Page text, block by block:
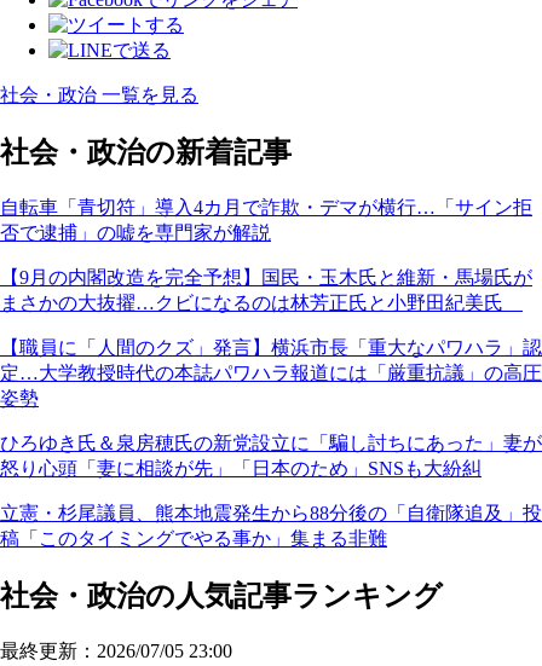
社会・政治 一覧を見る
社会・政治の新着記事
自転車「青切符」導入4カ月で詐欺・デマが横行…「サイン拒
否で逮捕」の嘘を専門家が解説
【9月の内閣改造を完全予想】国民・玉木氏と維新・馬場氏が
まさかの大抜擢…クビになるのは林芳正氏と小野田紀美氏
【職員に「人間のクズ」発言】横浜市長「重大なパワハラ」認
定…大学教授時代の本誌パワハラ報道には「厳重抗議」の高圧
姿勢
ひろゆき氏＆泉房穂氏の新党設立に「騙し討ちにあった」妻が
怒り心頭「妻に相談が先」「日本のため」SNSも大紛糾
立憲・杉尾議員、熊本地震発生から88分後の「自衛隊追及」投
稿「このタイミングでやる事か」集まる非難
社会・政治の人気記事ランキング
最終更新：2026/07/05 23:00